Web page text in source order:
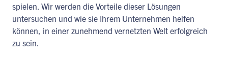
spielen. Wir werden die Vorteile dieser Lösungen
untersuchen und wie sie Ihrem Unternehmen helfen
können, in einer zunehmend vernetzten Welt erfolgreich
zu sein.